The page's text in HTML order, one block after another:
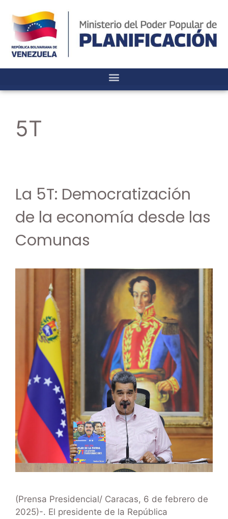
5T
La 5T: Democratización
de la economía desde las
Comunas
(Prensa Presidencial/ Caracas, 6 de febrero de
2025)-. El presidente de la República